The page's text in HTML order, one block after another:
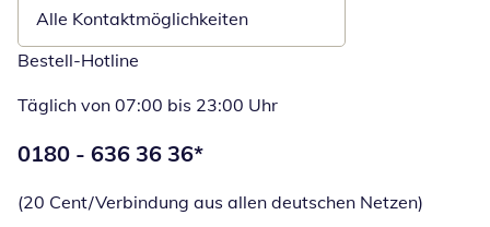
Alle Kontaktmöglichkeiten
Bestell-Hotline
Täglich von 07:00 bis 23:00 Uhr
Telefonnummer:
0180 - 636 36 36*
(20 Cent/Verbindung aus allen deutschen Netzen)